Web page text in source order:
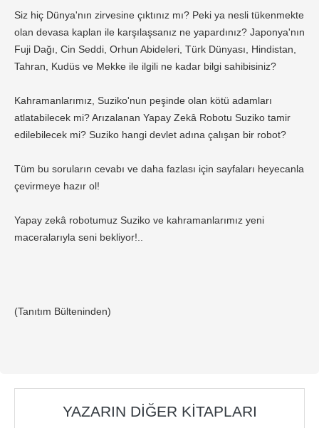
Siz hiç Dünya'nın zirvesine çıktınız mı? Peki ya nesli tükenmekte
olan devasa kaplan ile karşılaşsanız ne yapardınız? Japonya'nın
Fuji Dağı, Cin Seddi, Orhun Abideleri, Türk Dünyası, Hindistan,
Tahran, Kudüs ve Mekke ile ilgili ne kadar bilgi sahibisiniz?
Kahramanlarımız, Suziko'nun peşinde olan kötü adamları
atlatabilecek mi? Arızalanan Yapay Zekâ Robotu Suziko tamir
edilebilecek mi? Suziko hangi devlet adına çalışan bir robot?
Tüm bu soruların cevabı ve daha fazlası için sayfaları heyecanla
çevirmeye hazır ol!
Yapay zekâ robotumuz Suziko ve kahramanlarımız yeni
maceralarıyla seni bekliyor!..
(Tanıtım Bülteninden)
YAZARIN DIĞER KITAPLARI